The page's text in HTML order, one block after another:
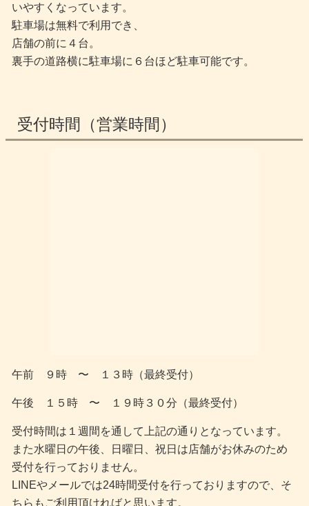
いやすくなっています。
駐車場は無料で利用でき、
店舗の前に４台。
裏手の道路横に駐車場に６台ほど駐車可能です。
受付時間（営業時間）
午前 ９時 〜 １３時（最終受付）
午後 １５時 〜 １９時３０分（最終受付）
受付時間は１週間を通して上記の通りとなっています。
また水曜日の午後、日曜日、祝日は店舗がお休みのため
受付を行っておりません。
LINEやメールでは24時間受付を行っておりますので、そ
ちらもご利用頂ければと思います。